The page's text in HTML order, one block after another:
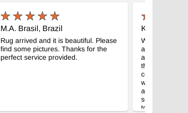
M.A. Brasil, Brazil
Rug arrived and it is beautiful. Please
find some pictures. Thanks for the
perfect service provided.
K.A.
We received
absolutely
a beautiful
this rug
would
anyone
service. I
to purchase